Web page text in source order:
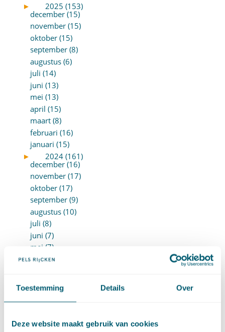
Toestemming Details Over
Deze website maakt gebruik van cookies
►
2025 (153)
december (15)
november (15)
oktober (15)
september (8)
augustus (6)
juli (14)
juni (13)
mei (13)
april (15)
maart (8)
februari (16)
januari (15)
►
2024 (161)
december (16)
november (17)
oktober (17)
september (9)
augustus (10)
juli (8)
juni (7)
mei (7)
april (18)
februari (17)
januari (18)
november (16)